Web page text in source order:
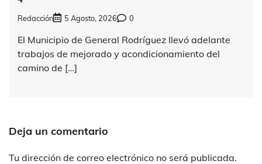
Redacción 5 Agosto, 2026 0
El Municipio de General Rodríguez llevó adelante
trabajos de mejorado y acondicionamiento del
camino de […]
Deja un comentario
Tu dirección de correo electrónico no será publicada.